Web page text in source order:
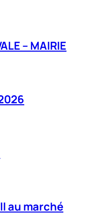
– MAIRIE
au marché